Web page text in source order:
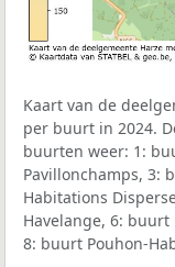
Kaart van de
per buurt in 2024.
buurten weer: 1:
Pavillonchamps, 3:
Habitations
Havelange, 6:
8: buurt Pouhon-